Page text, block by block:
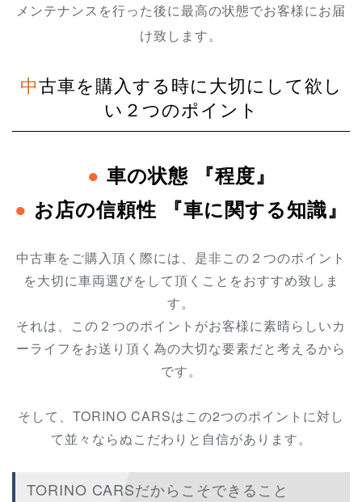
メンテナンスを行った後に最高の状態でお客様にお届
け致します。
中古車を購入する時に大切にして欲し
い２つのポイント
● 車の状態 『程度』
● お店の信頼性 『車に関する知識』
中古車をご購入頂く際には、是非この２つのポイント
を大切に車両選びをして頂くことをおすすめ致しま
す。
それは、この２つのポイントがお客様に素晴らしいカ
ーライフをお送り頂く為の大切な要素だと考えるから
です。
そして、TORINO CARSはこの2つのポイントに対し
て並々ならぬこだわりと自信があります。
TORINO CARSだからこそできること